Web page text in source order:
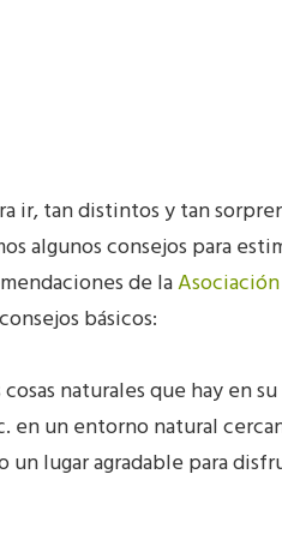
ir, tan distintos y tan
algunos consejos para
de la
básicos:
naturales que hay en
en un entorno natural
lugar agradable para